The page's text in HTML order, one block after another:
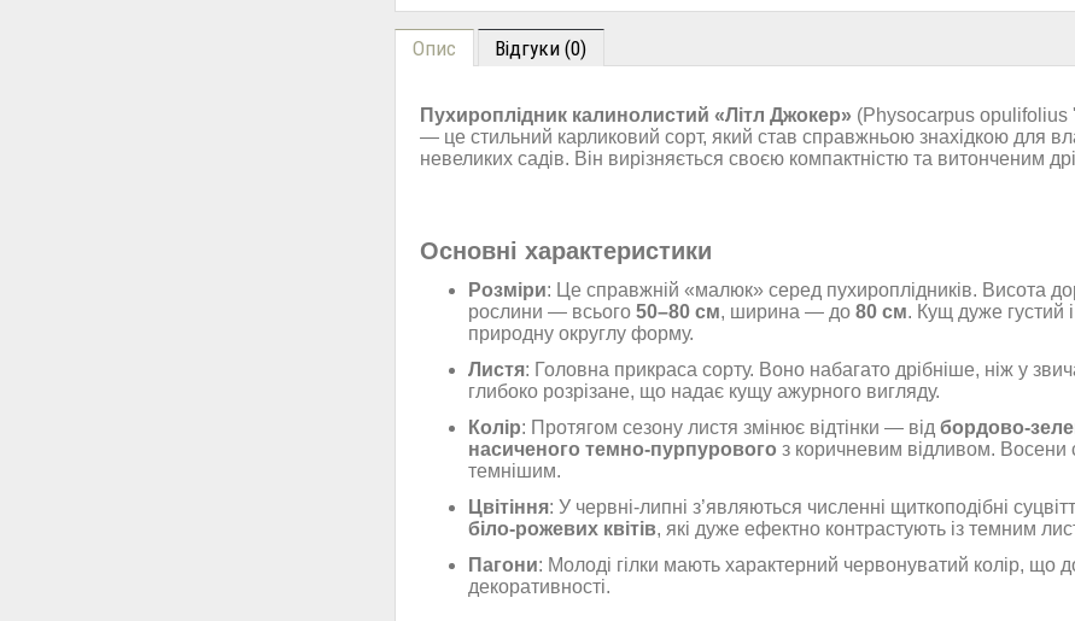
Опис Відгуки (0)
Пухироплідник калинолистий «Літл Джокер» (Physocarpus opulifolius
— це стильний карликовий сорт, який став справжньою знахідкою для
невеликих садів. Він вирізняється своєю компактністю та витонченим
Основні характеристики
Розміри: Це справжній «малюк» серед пухироплідників. Висота
рослини — всього 50–80 см, ширина — до 80 см. Кущ дуже густий
природну округлу форму.
Листя: Головна прикраса сорту. Воно набагато дрібніше, ніж у
глибоко розрізане, що надає кущу ажурного вигляду.
Колір: Протягом сезону листя змінює відтінки — від бордово-
насиченого темно-пурпурового з коричневим відливом. Восени
темнішим.
Цвітіння: У червні-липні з’являються численні щиткоподібні
біло-рожевих квітів, які дуже ефектно контрастують із темним
Пагони: Молоді гілки мають характерний червонуватий колір, що
декоративності.